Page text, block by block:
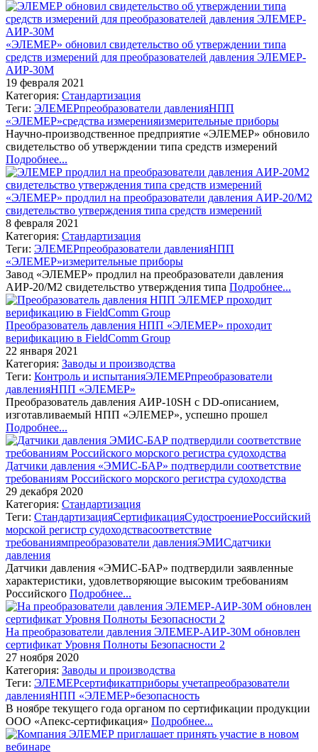
«ЭЛЕМЕР» обновил свидетельство об утверждении типа
средств измерений для преобразователей давления ЭЛЕМЕР-
АИР-30М
19 февраля 2021
Категория: Стандартизация
Теги: ЭЛЕМЕРпреобразователи давленияНПП
«ЭЛЕМЕР»средства измеренияизмерительные приборы
Научно-производственное предприятие «ЭЛЕМЕР» обновило
свидетельство об утверждении типа средств измерений
Подробнее...
«ЭЛЕМЕР» продлил на преобразователи давления АИР-20/М2
свидетельство утверждения типа средств измерений
8 февраля 2021
Категория: Стандартизация
Теги: ЭЛЕМЕРпреобразователи давленияНПП
«ЭЛЕМЕР»измерительные приборы
Завод «ЭЛЕМЕР» продлил на преобразователи давления
АИР-20/М2 свидетельство утверждения типа Подробнее...
Преобразователь давления НПП «ЭЛЕМЕР» проходит
верификацию в FieldComm Group
22 января 2021
Категория: Заводы и производства
Теги: Контроль и испытанияЭЛЕМЕРпреобразователи
давленияНПП «ЭЛЕМЕР»
Преобразователь давления АИР-10SH с DD-описанием,
изготавливаемый НПП «ЭЛЕМЕР», успешно прошел
Подробнее...
Датчики давления «ЭМИС-БАР» подтвердили соответствие
требованиям Российского морского регистра судоходства
29 декабря 2020
Категория: Стандартизация
Теги: СтандартизацияСертификацияСудостроениеРоссийский
морской регистр судоходствасоответствие
требованиямпреобразователи давленияЭМИСдатчики
давления
Датчики давления «ЭМИС-БАР» подтвердили заявленные
характеристики, удовлетворяющие высоким требованиям
Российского Подробнее...
На преобразователи давления ЭЛЕМЕР-АИР-30М обновлен
сертификат Уровня Полноты Безопасности 2
27 ноября 2020
Категория: Заводы и производства
Теги: ЭЛЕМЕРсертификатприборы учетапреобразователи
давленияНПП «ЭЛЕМЕР»безопасность
В ноябре текущего года органом по сертификации продукции
ООО «Апекс-сертификация» Подробнее...